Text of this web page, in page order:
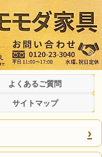
よくあるご質問
サイトマップ
›